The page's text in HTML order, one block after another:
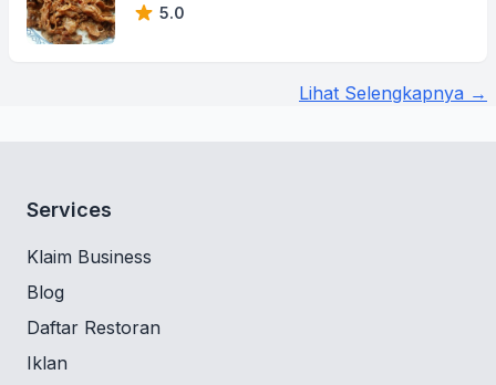
5.0
Lihat Selengkapnya →
Services
Klaim Business
Blog
Daftar Restoran
Iklan